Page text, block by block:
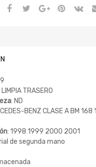
TRASERO
: ND
BENZ CLASE A BM 168
: 1998 1999 2000 2001
de segunda mano